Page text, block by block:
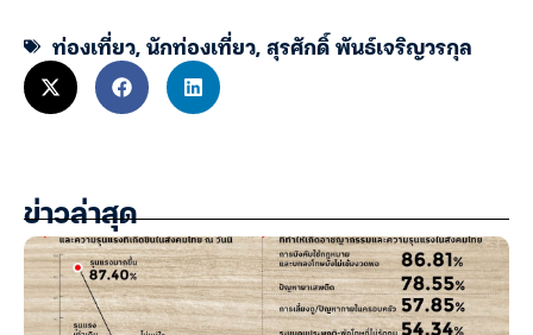
ท่องเที่ยว,นักท่องเที่ยว,สุรศักดิ์ พันธ์เจริญวรกุล
ข่าวล่าสุด